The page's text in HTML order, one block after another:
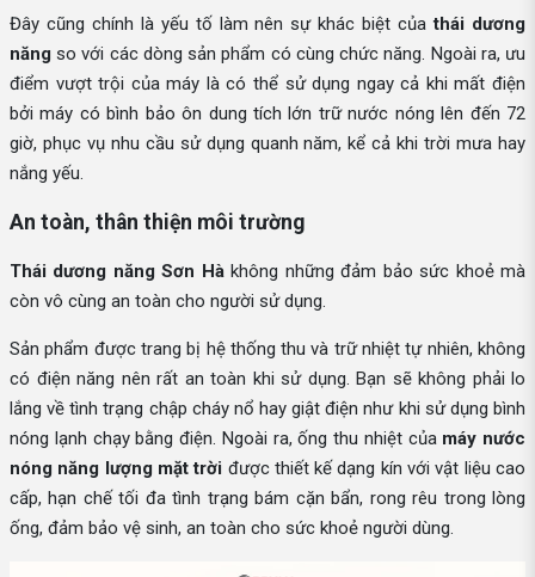
Đây cũng chính là yếu tố làm nên sự khác biệt củathái dương
năng so với các dòng sản phẩm có cùng chức năng. Ngoài ra, ưu
điểm vượt trội của máy là có thể sử dụng ngay cả khi mất điện
bởi máy có bình bảo ôn dung tích lớn trữ nước nóng lên đến 72
giờ, phục vụ nhu cầu sử dụng quanh năm, kể cả khi trời mưa hay
nắng yếu.
An toàn, thân thiện môi trường
Thái dương năng Sơn Hàkhông những đảm bảo sức khoẻ mà
còn vô cùng an toàn cho người sử dụng.
Sản phẩm được trang bị hệ thống thu và trữ nhiệt tự nhiên, không
có điện năng nên rất an toàn khi sử dụng. Bạn sẽ không phải lo
lắng về tình trạng chập cháy nổ hay giật điện như khi sử dụng bình
nóng lạnh chạy bằng điện. Ngoài ra, ống thu nhiệt của máy nước
nóng năng lượng mặt trời được thiết kế dạng kín với vật liệu cao
cấp, hạn chế tối đa tình trạng bám cặn bẩn, rong rêu trong lòng
ống, đảm bảo vệ sinh, an toàn cho sức khoẻ người dùng.